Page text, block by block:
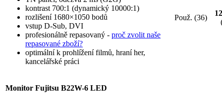
kontrast 700:1 (dynamický 10000:1)
rozlišení 1680×1050 bodů
vstup D-Sub, DVI
profesionálně repasovaný - proč zvolit naše
repasované zboží?
optimální k prohlížení filmů, hraní her,
kancelářské práci
Použ. (36)
Monitor Fujitsu B22W-6 LED